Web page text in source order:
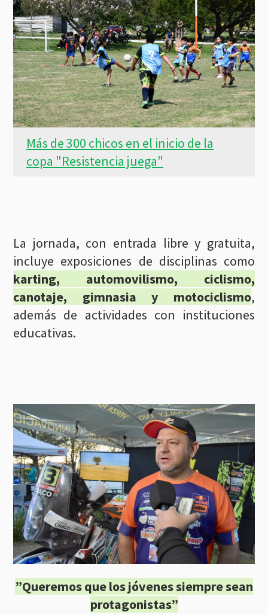
Más de 300 chicos en el inicio de la
copa "Resistencia juega"
La jornada, con entrada libre y gratuita,
incluye exposiciones de disciplinas como
karting, automovilismo, ciclismo,
canotaje, gimnasia y motociclismo,
además de actividades con instituciones
educativas.
”Queremos que los jóvenes siempre sean
protagonistas”